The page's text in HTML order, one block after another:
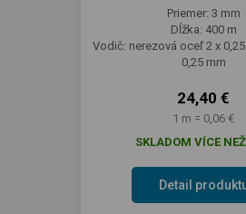
Priemer: 3 mm
Dĺžka: 400 m
Vodič: nerezová oceľ 2 x
0,25 mm
24,40 €
1 m = 0,06 €
SKLADOM VÍCE
Detail